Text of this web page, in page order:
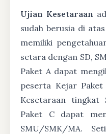
Ujian Kesetaraan
sudah berusia di
memiliki
setara dengan SD,
Paket A dapat
peserta Kejar
Kesetaraan tingkat
Paket C dapat
SMU/SMK/MA.